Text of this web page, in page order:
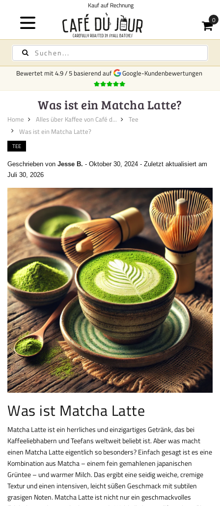
Bewertet mit4.9/5 basierend auf Google-Kundenbewertungen
Was ist ein Matcha Latte?
Home Alles über Kaffee von Café d...
Tee
Was ist ein Matcha Latte?
TEE
Geschrieben von Jesse B. - Oktober 30, 2024 - Zuletzt aktualisiert am
Juli 30, 2026
Was ist Matcha Latte
Matcha Latte ist ein herrliches und einzigartiges Getränk, das bei
Kaffeeliebhabern und Teefans weltweit beliebt ist. Aber was macht
einen Matcha Latte eigentlich so besonders? Einfach gesagt ist es eine
Kombination aus Matcha – einem fein gemahlenen japanischen
Grüntee – und warmer Milch. Das ergibt eine seidig weiche, cremige
Textur und einen intensiven, leicht süßen Geschmack mit subtilen
grasigen Noten. Matcha Latte ist nicht nur ein geschmackvolles